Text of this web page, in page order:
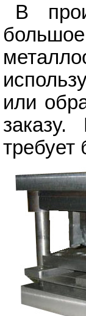
В
или
требует